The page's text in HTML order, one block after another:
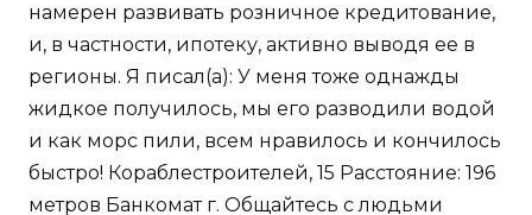
намерен развивать розничное кредитование,
и, в частности, ипотеку, активно выводя ее в
регионы. Я писал(а): У меня тоже однажды
жидкое получилось, мы его разводили водой
и как морс пили, всем нравилось и кончилось
быстро! Кораблестроителей, 15 Расстояние: 196
метров Банкомат г. Общайтесь с людьми